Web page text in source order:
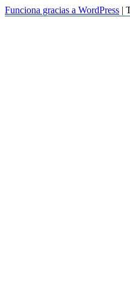
Funciona gracias a WordPress |